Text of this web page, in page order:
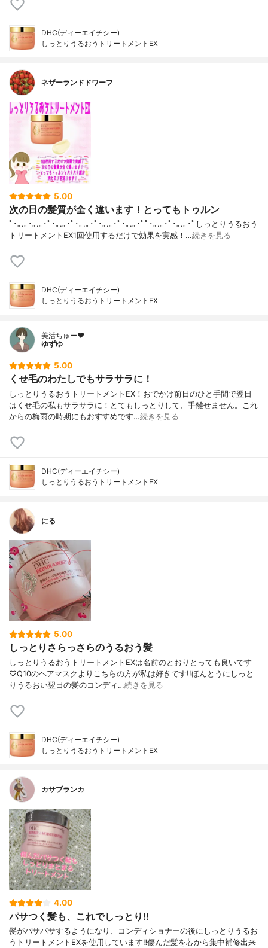
DHC(ディーエイチシー)
しっとりうるおうトリートメントEX
ネザーランドドワーフ
5.00
次の日の髪質が全く違います！とってもトゥルン
ﾟ･｡.｡･｡.｡･ﾟ･｡.｡･ﾟ･｡.｡･ﾟ･｡.｡･ﾟ･｡.｡･ﾟﾟ･｡.｡･ﾟ･｡.｡･ﾟしっとりうるおう
トリートメントEX1回使用するだけで効果を実感！…続きを見る
DHC(ディーエイチシー)
しっとりうるおうトリートメントEX
美活ちゅー❤️
ゆずゆ
5.00
くせ毛のわたしでもサラサラに！
しっとりうるおうトリートメントEX！おでかけ前日のひと手間で翌日
はくせ毛の私もサラサラに！とてもしっとりして、手離せません。これ
からの梅雨の時期にもおすすめです…続きを見る
DHC(ディーエイチシー)
しっとりうるおうトリートメントEX
にる
5.00
しっとりさらっさらのうるおう髪
しっとりうるおうトリートメントEXは名前のとおりとっても良いです
♡Q10のヘアマスクよりこちらの方が私は好きです!!ほんとうにしっと
りうるおい翌日の髪のコンディ…続きを見る
DHC(ディーエイチシー)
しっとりうるおうトリートメントEX
カサブランカ
4.00
パサつく髪も、これでしっとり‼️
髪がパサパサするようになり、コンディショナーの後にしっとりうるお
うトリートメントEXを使用しています‼️傷んだ髪を芯から集中補修出来